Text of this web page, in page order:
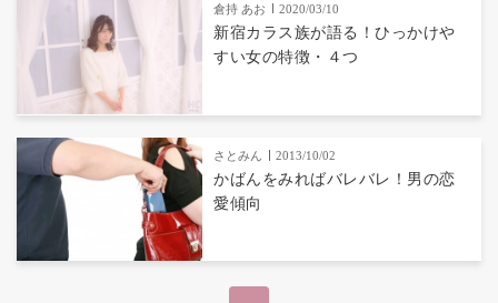
倉持 あお 2020/03/10
新宿カラス族が語る！ひっかけや
すい女の特徴・４つ
さとみん 2013/10/02
かばんをみればバレバレ！男の恋
愛傾向